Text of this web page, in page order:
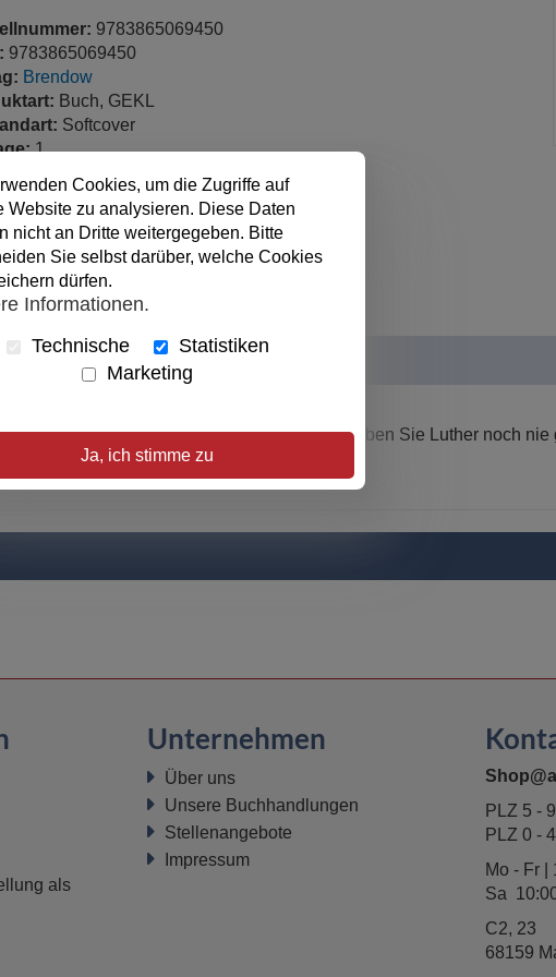
9783865069450
9783865069450
Brendow
Buch, GEKL
Softcover
1
160 Seiten
24.03.2017
13.5 x 20.5 cm
überraschend, herausfordernd. So haben Sie Luther noch nie
Cookies, um die Zugriffe auf
Website zu analysieren. Diese Daten
nicht an Dritte weitergegeben. Bitte
Sie selbst darüber, welche Cookies
dürfen.
Informationen.
Technische
Statistiken
Marketing
Ja, ich stimme zu
als
Unternehmen
Über uns
Unsere Buchhandlungen
Stellenangebote
Impressum
PLZ 5 -
PLZ 0 -
Mo - Fr |
Sa
C2, 23
68159